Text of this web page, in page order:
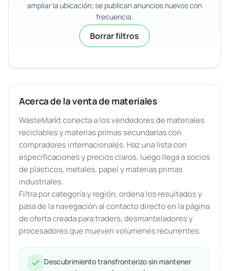
ampliar la ubicación; se publican anuncios nuevos con
frecuencia.
Borrar filtros
Acerca de la venta de materiales
WasteMarkt conecta a los vendedores de materiales
reciclables y materias primas secundarias con
compradores internacionales. Haz una lista con
especificaciones y precios claros, luego llega a socios
de plásticos, metales, papel y materias primas
industriales.
Filtra por categoría y región, ordena los resultados y
pasa de la navegación al contacto directo en la página
de oferta creada para traders, desmanteladores y
procesadores que mueven volúmenes recurrentes.
Descubrimiento transfronterizo sin mantener